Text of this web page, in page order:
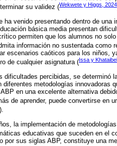
su validez (Wekwete y Higgs, 2024
ha venido presentando dentro de
básica media presentan
permiten que los alumnos no
información no sustentada como
escenarios caóticos para los niños,
de cualquier asignatura ( Issa y
dificultades percibidas, se determinó
diferentes metodologías innovadoras
en una excelente alternativa
de aprender, puede convertirse en
).
la implementación de
educativas que suceden en el
por sus siglas ABP, constituye una